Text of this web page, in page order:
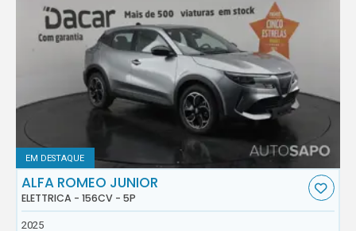
EM DESTAQUE
ALFA ROMEO JUNIOR
ELETTRICA - 156CV - 5P
2025